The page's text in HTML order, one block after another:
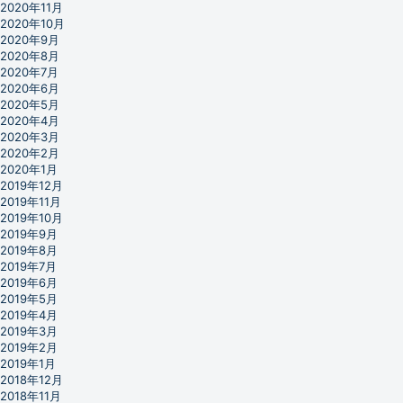
2020年11月
2020年10月
2020年9月
2020年8月
2020年7月
2020年6月
2020年5月
2020年4月
2020年3月
2020年2月
2020年1月
2019年12月
2019年11月
2019年10月
2019年9月
2019年8月
2019年7月
2019年6月
2019年5月
2019年4月
2019年3月
2019年2月
2019年1月
2018年12月
2018年11月